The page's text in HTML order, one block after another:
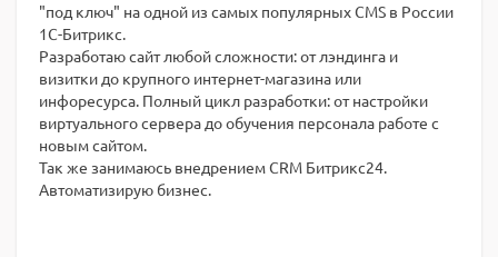
"под ключ" на одной из самых популярных CMS в России
1С-Битрикс.
Разработаю сайт любой сложности: от лэндинга и
визитки до крупного интернет-магазина или
инфоресурса. Полный цикл разработки: от настройки
виртуального сервера до обучения персонала работе с
новым сайтом.
Так же занимаюсь внедрением CRM Битрикс24.
Автоматизирую бизнес.